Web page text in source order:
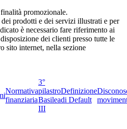
promozionale.
prodotti e dei servizi illustrati e per
è necessario fare riferimento ai
dei clienti presso tutte le
sito internet, nella sezione
Normativa
finanziaria
3°
pilastro
Basilea
III
Definizione
di Default